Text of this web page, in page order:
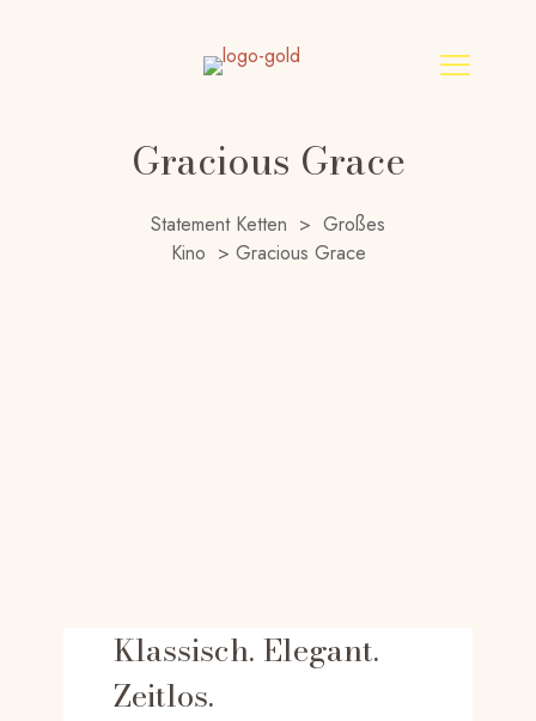
Gracious Grace
Statement Ketten > Großes
Kino > Gracious Grace
Klassisch. Elegant.
Zeitlos.